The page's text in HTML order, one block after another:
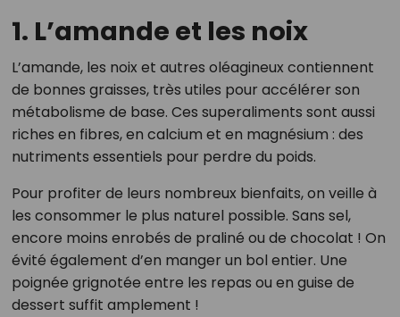
1. L’amande et les noix
L’amande, les noix et autres oléagineux contiennent
de bonnes graisses, très utiles pour accélérer son
métabolisme de base. Ces superaliments sont aussi
riches en fibres, en calcium et en magnésium : des
nutriments essentiels pour perdre du poids.
Pour profiter de leurs nombreux bienfaits, on veille à
les consommer le plus naturel possible. Sans sel,
encore moins enrobés de praliné ou de chocolat ! On
évité également d’en manger un bol entier. Une
poignée grignotée entre les repas ou en guise de
dessert suffit amplement !